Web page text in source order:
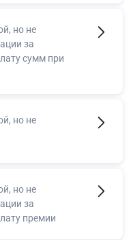
но не
за
сумм при
но не
но не
за
премии